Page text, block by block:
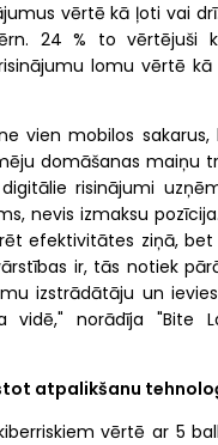
vērtē kā ļoti vai
24 % to vērtējuši
lomu vērtē
vien mobilos
domāšanas maiņu
risinājumi
nevis izmaksu
efektivitātes ziņā,
ir, tās notiek
izstrādātāju un
norādīja "Bite
atpalikšanu
vērtē ar 5